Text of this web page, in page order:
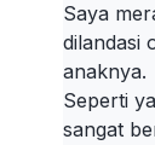
Saya
dilandasi
anaknya.
Seperti
sangat